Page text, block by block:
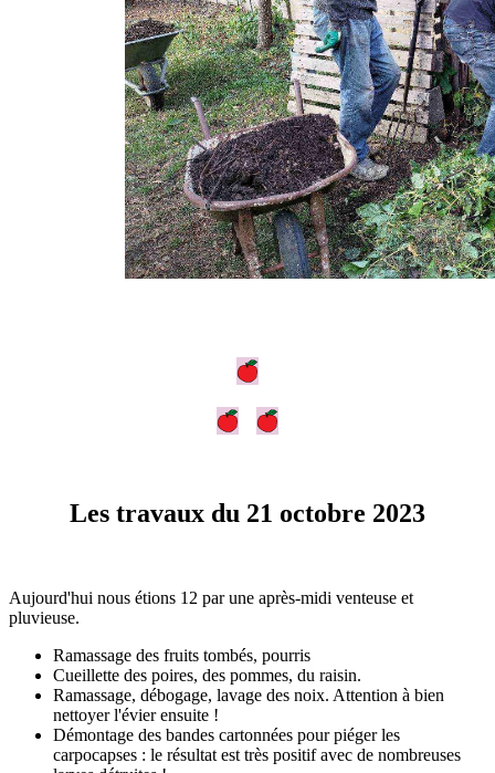
Les travaux du 21 octobre 2023
Aujourd'hui nous étions 12 par une après-midi venteuse et
pluvieuse.
Ramassage des fruits tombés, pourris
Cueillette des poires, des pommes, du raisin.
Ramassage, débogage, lavage des noix. Attention à bien
nettoyer l'évier ensuite !
Démontage des bandes cartonnées pour piéger les
carpocapses : le résultat est très positif avec de nombreuses